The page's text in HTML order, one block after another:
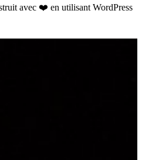
avec ❤️ en utilisant WordPress